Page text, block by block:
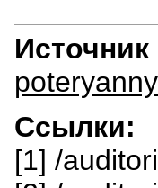
Ссылки:
[1] /